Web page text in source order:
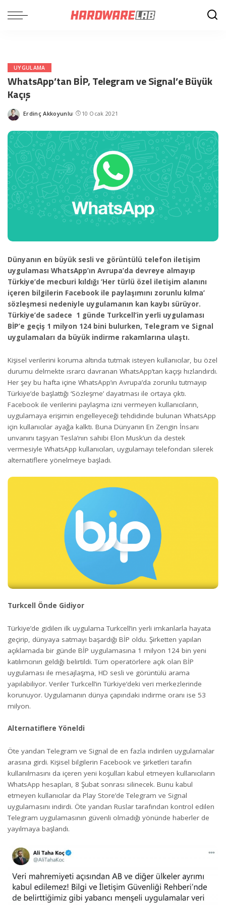
UYGULAMA
WhatsApp’tan BİP, Telegram ve Signal’e Büyük
Kaçış
Posted
Erdinç Akkoyunlu 10 Ocak 2021
Dünyanın en büyük sesli ve görüntülü telefon iletişim
uygulaması WhatsApp’ın Avrupa’da devreye almayıp
Türkiye’de mecburi kıldığı ‘Her türlü özel iletişim alanını
içeren bilgilerin Facebook ile paylaşımını zorunlu kılma’
sözleşmesi nedeniyle uygulamanın kan kaybı sürüyor.
Türkiye’de sadece 1 günde Turkcell’in yerli uygulaması
BİP’e geçiş 1 milyon 124 bini bulurken, Telegram ve Signal
uygulamaları da büyük indirme rakamlarına ulaştı.
Kişisel verilerini koruma altında tutmak isteyen kullanıcılar, bu özel
durumu delmekte ısrarcı davranan WhatsApp’tan kaçışı hızlandırdı.
Her şey bu hafta içine WhatsApp’ın Avrupa’da zorunlu tutmayıp
Türkiye’de başlattığı ‘Sözleşme’ dayatması ile ortaya çıktı.
Facebook ile verilerini paylaşma izni vermeyen kullanıcıların,
uygulamaya erişimin engelleyeceği tehdidinde bulunan WhatsApp
için kullanıcılar ayağa kalktı. Buna Dünyanın En Zengin İnsanı
unvanını taşıyan Tesla’nın sahibi Elon Musk’un da destek
vermesiyle WhatsApp kullanıcıları, uygulamayı telefondan silerek
alternatiflere yönelmeye başladı.
Turkcell Önde Gidiyor
Türkiye’de gidilen ilk uygulama Turkcell’in yerli imkanlarla hayata
geçirip, dünyaya satmayı başardığı BİP oldu. Şirketten yapılan
açıklamada bir günde BİP uygulamasına 1 milyon 124 bin yeni
katılımcının geldiği belirtildi. Tüm operatörlere açık olan BİP
uygulaması ile mesajlaşma, HD sesli ve görüntülü arama
yapılabiliyor. Veriler Turkcell’in Türkiye’deki veri merkezlerinde
korunuyor. Uygulamanın dünya çapındaki indirme oranı ise 53
milyon.
Alternatiflere Yöneldi
Öte yandan Telegram ve Signal de en fazla indirilen uygulamalar
arasına girdi. Kişisel bilgilerin Facebook ve şirketleri tarafın
kullanılmasını da içeren yeni koşulları kabul etmeyen kullanıcıların
WhatsApp hesapları, 8 Şubat sonrası silinecek. Bunu kabul
etmeyen kullanıcılar da Play Store’de Telegram ve Signal
uygulamasını indirdi. Öte yandan Ruslar tarafından kontrol edilen
Telegram uygulamasının güvenli olmadığı yönünde haberler de
yayılmaya başlandı.